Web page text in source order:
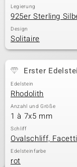
Legierung
925er Sterling
Design
Solitaire
Erster
Edelstein
Rhodolith
Anzahl und Größe
1 à 7x5 mm
Schliff
Ovalschliff,
Edelsteinfarbe
rot